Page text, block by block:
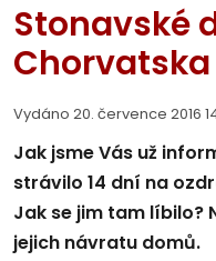
Stonavské
Vydáno 20. července 2016
Jak jsme Vás už
strávilo 14 dní na
Jak se jim tam líbilo?
jejich návratu domů.